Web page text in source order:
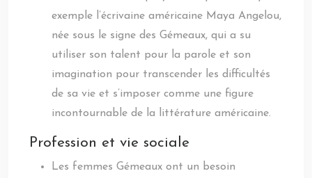
exemple l’écrivaine américaine Maya Angelou,
née sous le signe des Gémeaux, qui a su
utiliser son talent pour la parole et son
imagination pour transcender les difficultés
de sa vie et s’imposer comme une figure
incontournable de la littérature américaine.
Profession et vie sociale
Les femmes Gémeaux ont un besoin